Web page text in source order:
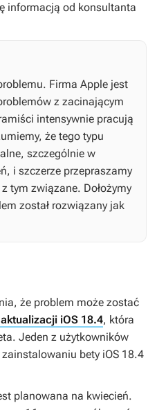
informacją od konsultanta
Firma Apple jest
z zacinającym
intensywnie pracują
że tego typu
szczególnie w
i szczerze przepraszamy
tym związane. Dołożymy
został rozwiązany jak
że problem może zostać
iOS 18.4, która
Jeden z użytkowników
bety iOS 18.4
planowana na kwiecień.